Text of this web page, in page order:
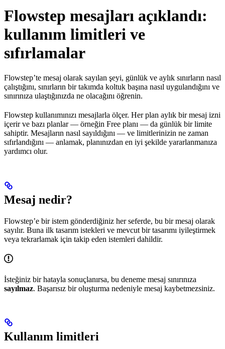
Flowstep mesajları açıklandı:
kullanım limitleri ve
sıfırlamalar
Flowstep’te mesaj olarak sayılan şeyi, günlük ve aylık sınırların nasıl
çalıştığını, sınırların bir takımda koltuk başına nasıl uygulandığını ve
sınırınıza ulaştığınızda ne olacağını öğrenin.
Flowstep kullanımınızı mesajlarla ölçer. Her plan aylık bir mesaj izni
içerir ve bazı planlar — örneğin Free planı — da günlük bir limite
sahiptir. Mesajların nasıl sayıldığını — ve limitlerinizin ne zaman
sıfırlandığını — anlamak, planınızdan en iyi şekilde yararlanmanıza
yardımcı olur.
Mesaj nedir?
Flowstep’e bir istem gönderdiğiniz her seferde, bu bir mesaj olarak
sayılır. Buna ilk tasarım istekleri ve mevcut bir tasarımı iyileştirmek
veya tekrarlamak için takip eden istemleri dahildir.
İsteğiniz bir hatayla sonuçlanırsa, bu deneme mesaj sınırınıza
sayılmaz. Başarısız bir oluşturma nedeniyle mesaj kaybetmezsiniz.
Kullanım limitleri